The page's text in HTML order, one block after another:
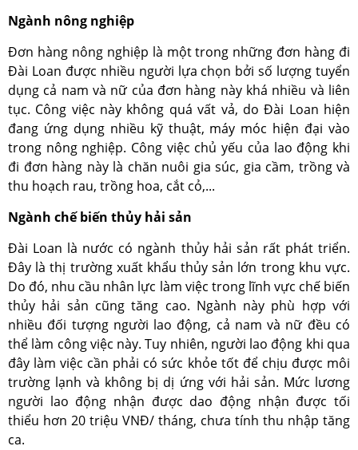
Ngành nông nghiệp
Đơn hàng nông nghiệp là một trong những đơn hàng đi
Đài Loan được nhiều người lựa chọn bởi số lượng tuyển
dụng cả nam và nữ của đơn hàng này khá nhiều và liên
tục. Công việc này không quá vất vả, do Đài Loan hiện
đang ứng dụng nhiều kỹ thuật, máy móc hiện đại vào
trong nông nghiệp. Công việc chủ yếu của lao động khi
đi đơn hàng này là chăn nuôi gia súc, gia cầm, trồng và
thu hoạch rau, trồng hoa, cắt cỏ,...
Ngành chế biến thủy hải sản
Đài Loan là nước có ngành thủy hải sản rất phát triển.
Đây là thị trường xuất khẩu thủy sản lớn trong khu vực.
Do đó, nhu cầu nhân lực làm việc trong lĩnh vực chế biến
thủy hải sản cũng tăng cao. Ngành này phù hợp với
nhiều đối tượng người lao động, cả nam và nữ đều có
thể làm công việc này. Tuy nhiên, người lao động khi qua
đây làm việc cần phải có sức khỏe tốt để chịu được môi
trường lạnh và không bị dị ứng với hải sản. Mức lương
người lao động nhận được dao động nhận được tối
thiểu hơn 20 triệu VNĐ/ tháng, chưa tính thu nhập tăng
ca.